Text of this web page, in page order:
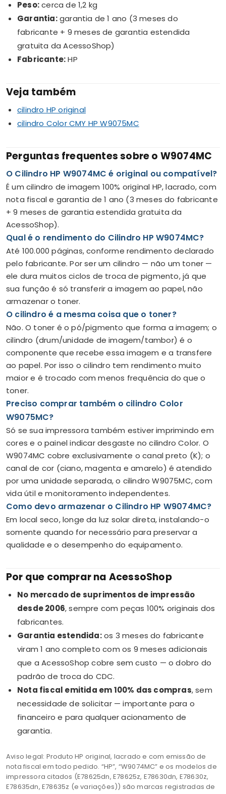
Peso:cerca de 1,2 kg
Garantia:garantia de 1 ano (3 meses do
fabricante + 9 meses de garantia estendida
gratuita da AcessoShop)
Fabricante:HP
Veja também
cilindro HP original
cilindro Color CMY HP W9075MC
Perguntas frequentes sobre o W9074MC
O Cilindro HP W9074MC é original ou compatível?
É um cilindro de imagem 100% original HP, lacrado, com
nota fiscal e garantia de 1 ano (3 meses do fabricante
+ 9 meses de garantia estendida gratuita da
AcessoShop).
Qual é o rendimento do Cilindro HP W9074MC?
Até 100.000 páginas, conforme rendimento declarado
pelo fabricante. Por ser um cilindro — não um toner —
ele dura muitos ciclos de troca de pigmento, já que
sua função é só transferir a imagem ao papel, não
armazenar o toner.
O cilindro é a mesma coisa que o toner?
Não. O toner é o pó/pigmento que forma a imagem; o
cilindro (drum/unidade de imagem/tambor) é o
componente que recebe essa imagem e a transfere
ao papel. Por isso o cilindro tem rendimento muito
maior e é trocado com menos frequência do que o
toner.
Preciso comprar também o cilindro Color
W9075MC?
Só se sua impressora também estiver imprimindo em
cores e o painel indicar desgaste no cilindro Color. O
W9074MC cobre exclusivamente o canal preto (K); o
canal de cor (ciano, magenta e amarelo) é atendido
por uma unidade separada, o cilindro W9075MC, com
vida útil e monitoramento independentes.
Como devo armazenar o Cilindro HP W9074MC?
Em local seco, longe da luz solar direta, instalando-o
somente quando for necessário para preservar a
qualidade e o desempenho do equipamento.
Por que comprar na AcessoShop
No mercado de suprimentos de impressão
desde 2006, sempre com peças 100% originais dos
fabricantes.
Garantia estendida:os 3 meses do fabricante
viram 1 ano completo com os 9 meses adicionais
que a AcessoShop cobre sem custo — o dobro do
padrão de troca do CDC.
Nota fiscal emitida em 100% das compras, sem
necessidade de solicitar — importante para o
financeiro e para qualquer acionamento de
garantia.
Aviso legal: Produto HP original, lacrado e com emissão de
nota fiscal em todo pedido. “HP”, “W9074MC” e os modelos de
impressora citados (E78625dn, E78625z, E78630dn, E78630z,
E78635dn, E78635z (e variações)) são marcas registradas de